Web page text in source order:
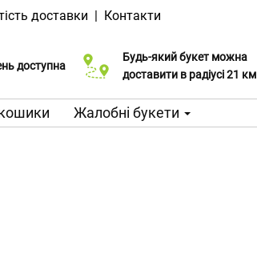
доставки | Контакти
доступна
Будь-який букет можна
доставити в радіусі 21 км
Послуга Click & Collect
кошики Жалобні букети